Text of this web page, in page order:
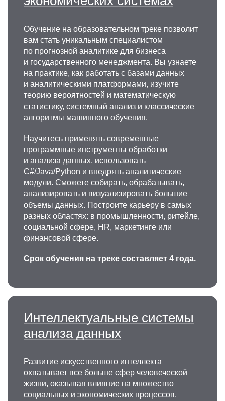
Обучение на образовательном треке позволит
вам стать уникальным специалистом
по прогнозной аналитике для бизнеса
и государственного менеджмента. Вы узнаете
на практике, как работать с базами данных
и аналитическими платформами, изучите
теорию вероятностей и математическую
статистику, системный анализ и классические
алгоритмы машинного обучения.
Научитесь применять современные
программные инструменты обработки
и анализа данных, использовать
C#/Java/Python и внедрять аналитические
модули. Сможете собирать, обрабатывать,
анализировать и визуализировать большие
объемы данных. Построите карьеру в самых
разных областях: в промышленности, ритейле,
социальной сфере, HR, маркетинге или
финансовой сфере.
Срок обучения на треке составляет 4 года.
Интеллектуальные системы
анализа данных
Развитие искусственного интеллекта
охватывает все больше сфер человеческой
жизни, оказывая влияние на множество
социальных и экономических процессов.